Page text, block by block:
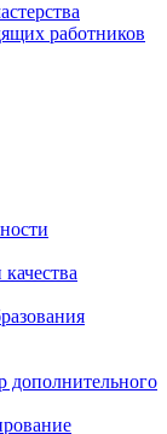
работников